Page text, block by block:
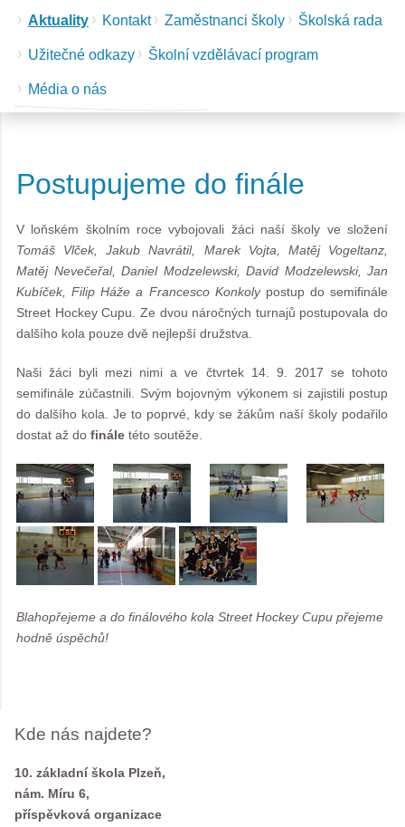
Aktuality Kontakt Zaměstnanci školy Školská rada
Užitečné odkazy Školní vzdělávací program
Média o nás
Postupujeme do finále
V loňském školním roce vybojovali žáci naší školy ve složení
Tomáš Vlček, Jakub Navrátil, Marek Vojta, Matěj Vogeltanz,
Matěj Nevečeřal, Daniel Modzelewski, David Modzelewski, Jan
Kubíček, Filip Háže a Francesco Konkoly postup do semifinále
Street Hockey Cupu. Ze dvou náročných turnajů postupovala do
dalšího kola pouze dvě nejlepší družstva.
Naši žáci byli mezi nimi a ve čtvrtek 14. 9. 2017 se tohoto
semifinále zúčastnili. Svým bojovným výkonem si zajistili postup
do dalšího kola. Je to poprvé, kdy se žákům naší školy podařilo
dostat až do finále této soutěže.
Blahopřejeme a do finálového kola Street Hockey Cupu přejeme
hodně úspěchů!
Kde nás najdete?
10. základní škola Plzeň,
nám. Míru 6,
příspěvková organizace